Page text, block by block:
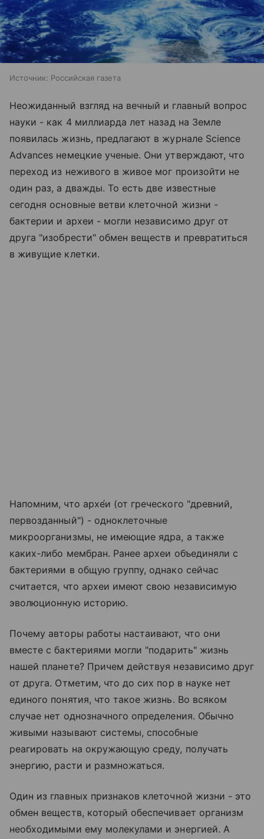
Источник: Российская газета
Неожиданный взгляд на вечный и главный вопрос
науки - как 4 миллиарда лет назад на Земле
появилась жизнь, предлагают в журнале Science
Advances немецкие ученые. Они утверждают, что
переход из неживого в живое мог произойти не
один раз, а дважды. То есть две известные
сегодня основные ветви клеточной жизни -
бактерии и археи - могли независимо друг от
друга "изобрести" обмен веществ и превратиться
в живущие клетки.
Напомним, что архе́и (от греческого "древний,
первозданный") - одноклеточные
микроорганизмы, не имеющие ядра, а также
каких-либо мембран. Ранее археи объединяли с
бактериями в общую группу, однако сейчас
считается, что археи имеют свою независимую
эволюционную историю.
Почему авторы работы настаивают, что они
вместе с бактериями могли "подарить" жизнь
нашей планете? Причем действуя независимо друг
от друга. Отметим, что до сих пор в науке нет
единого понятия, что такое жизнь. Во всяком
случае нет однозначного определения. Обычно
живыми называют системы, способные
реагировать на окружающую среду, получать
энергию, расти и размножаться.
Один из главных признаков клеточной жизни - это
обмен веществ, который обеспечивает организм
необходимыми ему молекулами и энергией. А